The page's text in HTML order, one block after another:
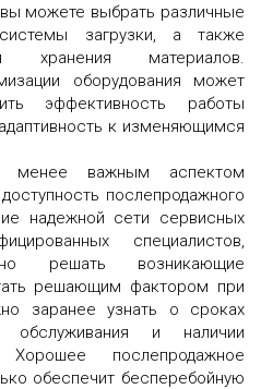
можете выбрать различные
загрузки, а также
хранения материалов.
оборудования может
эффективность работы
к изменяющимся
менее важным аспектом
послепродажного
надежной сети сервисных
специалистов,
решать возникающие
решающим фактором при
заранее узнать о сроках
обслуживания и наличии
послепродажное
обеспечит бесперебойную